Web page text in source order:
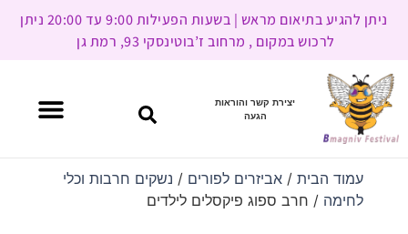
ניתן להגיע בתיאום מראש | בשעות הפעילות 9:00 עד 20:00 ניתן
לרכוש במקום , מרחוב ז’בוטינסקי 93, רמת גן
יצירת קשר והוראות
הגעה
עמוד הבית/ אביזרים לפורים / נשקים חרבות וכלי
לחימה / חרב ספוג פיקסלים לילדים